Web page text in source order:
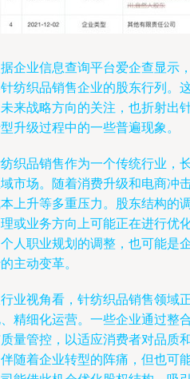
企业信息查询平台爱企查显示
纺织品销售企业的股东行列。
来战略方向的关注，也折射出
升级过程中的一些普遍现象。
织品销售作为一个传统行业，
市场。随着消费升级和电商冲
上升等多重压力。股东结构的
或业务方向上可能正在进行优
人职业规划的调整，也可能是
主动变革。
业视角看，针纺织品销售领域
精细化运营。一些企业通过整
量管控，以适应消费者对品质
随着企业转型的阵痛，但也可